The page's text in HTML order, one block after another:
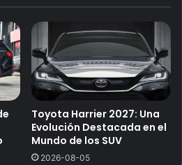
Toyota Harrier 2027: Una
Evolución Destacada en el
Mundo de los SUV
2026-08-05